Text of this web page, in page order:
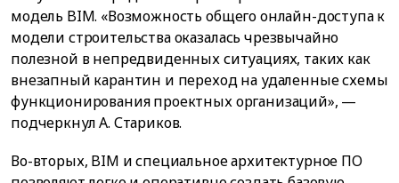
модель BIM. «Возможность общего онлайн-доступа к
модели строительства оказалась чрезвычайно
полезной в непредвиденных ситуациях, таких как
внезапный карантин и переход на удаленные схемы
функционирования проектных организаций», —
подчеркнул А. Стариков.
Во-вторых, BIM и специальное архитектурное ПО